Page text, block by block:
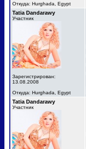
Откуда: Hurghada, Egypt
Tatia Dandarawy
Участник
Зарегистрирован:
13.08.2008
Откуда: Hurghada, Egypt
Tatia Dandarawy
Участник